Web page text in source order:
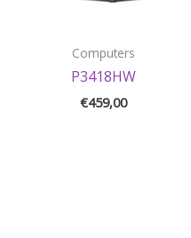
Computers
P3418HW
€459,00